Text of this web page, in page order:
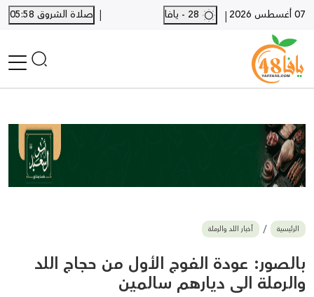
07 أغسطس 2026 |
| صلاة الشروق 05:58
أخبار محلية
أخبار يافا
SHORTS
أخبار اللد والرملة
بيع وشراء
أخبار القدس
وفيات
المزيد
الرئيسية أخبار اللد والرملة
بالصور: عودة الفوج الأول من حجاج اللد
والرملة الى ديارهم سالمين